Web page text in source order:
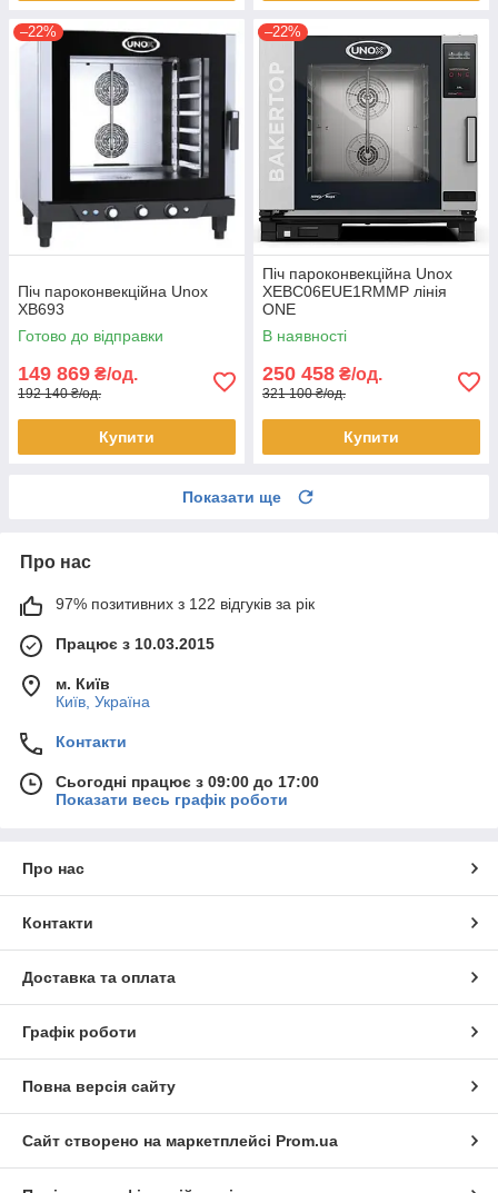
–22%
Піч пароконвекційна Unox
XB693
Готово до відправки
149 869 ₴/од.
192 140 ₴/од.
Купити
–22%
Піч пароконвекційна Unox
XEBC06EUE1RMMP лінія
ONE
В наявності
250 458 ₴/од.
321 100 ₴/од.
Купити
Показати ще
Про нас
97% позитивних з 122 відгуків за рік
Працює з 10.03.2015
м. Київ
Київ, Україна
Контакти
Сьогодні працює з 09:00 до 17:00
Показати весь графік роботи
Про нас
Контакти
Доставка та оплата
Графік роботи
Повна версія сайту
Сайт створено на маркетплейсі Prom.ua